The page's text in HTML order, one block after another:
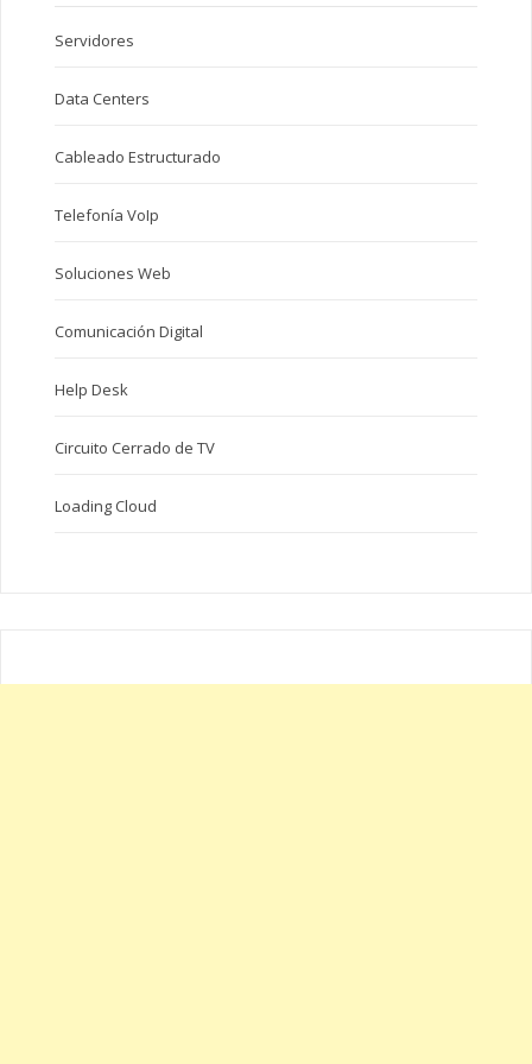
Servidores
Data Centers
Cableado Estructurado
Telefonía VoIp
Soluciones Web
Comunicación Digital
Help Desk
Circuito Cerrado de TV
Loading Cloud